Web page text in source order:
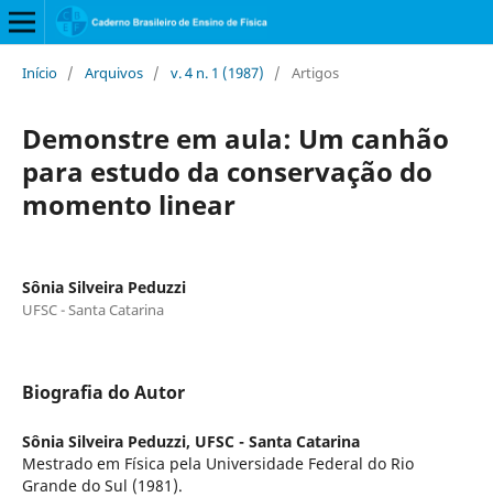
Início / Arquivos / v. 4 n. 1 (1987) / Artigos
Demonstre em aula: Um canhão
para estudo da conservação do
momento linear
Sônia Silveira Peduzzi
UFSC - Santa Catarina
Biografia do Autor
Sônia Silveira Peduzzi, UFSC - Santa Catarina
Mestrado em Física pela Universidade Federal do Rio
Grande do Sul (1981).